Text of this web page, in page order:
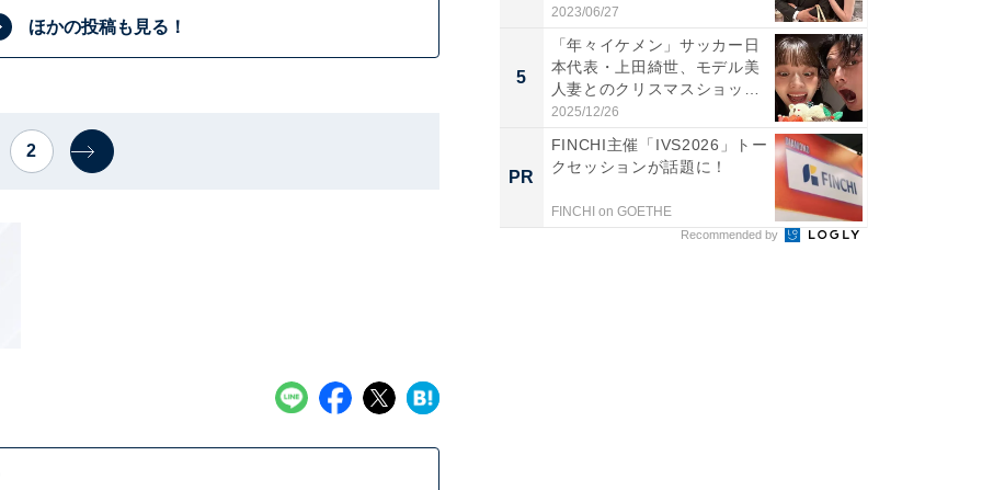
ほかの投稿も見る！
2
「...
2023/06/27
5
「年々イケメン」サッカー日
本代表・上田綺世、モデル美
人妻とのクリスマスショット
に...
2025/12/26
PR
FINCHI主催「IVS2026」トー
クセッションが話題に！
FINCHI on GOETHE
Recommended by